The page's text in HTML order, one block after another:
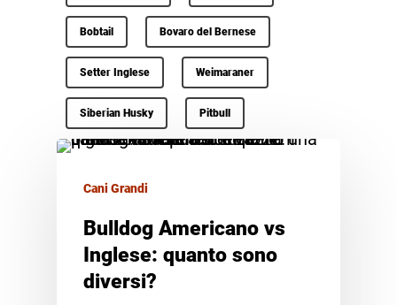
Bobtail Bovaro del Bernese
Setter Inglese Weimaraner
Siberian Husky Pitbull
Cani Grandi
Bulldog Americano vs
Inglese: quanto sono
diversi?